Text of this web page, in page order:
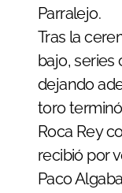
Parralejo.
Tras la
bajo, series
dejando
toro
Roca Rey
recibió por
Paco